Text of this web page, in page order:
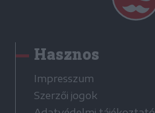
Hasznos
Impresszum
Szerzői jogok